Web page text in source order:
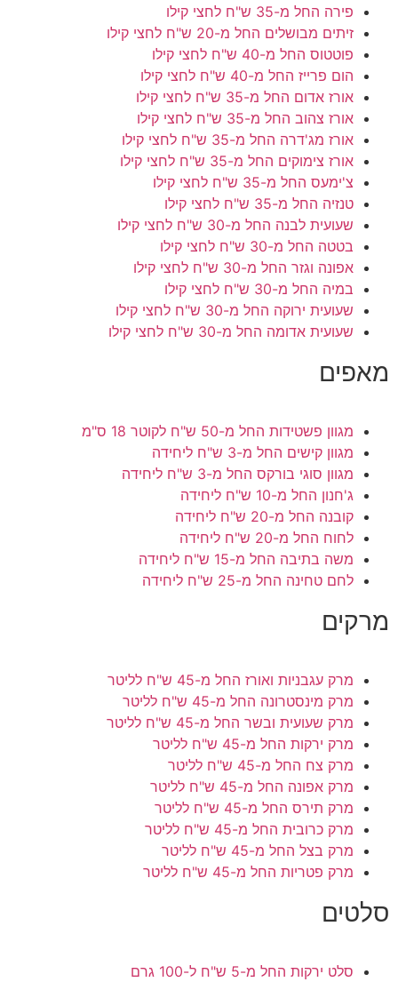
פירה החל מ-35 ש"ח לחצי קילו
זיתים מבושלים החל מ-20 ש"ח לחצי קילו
פוטטוס החל מ-40 ש"ח לחצי קילו
הום פרייז החל מ-40 ש"ח לחצי קילו
אורז אדום החל מ-35 ש"ח לחצי קילו
אורז צהוב החל מ-35 ש"ח לחצי קילו
אורז מג'דרה החל מ-35 ש"ח לחצי קילו
אורז צימוקים החל מ-35 ש"ח לחצי קילו
צ'ימעס החל מ-35 ש"ח לחצי קילו
טנזיה החל מ-35 ש"ח לחצי קילו
שעועית לבנה החל מ-30 ש"ח לחצי קילו
בטטה החל מ-30 ש"ח לחצי קילו
אפונה וגזר החל מ-30 ש"ח לחצי קילו
במיה החל מ-30 ש"ח לחצי קילו
שעועית ירוקה החל מ-30 ש"ח לחצי קילו
שעועית אדומה החל מ-30 ש"ח לחצי קילו
מאפים
מגוון פשטידות החל מ-50 ש"ח לקוטר 18 ס"מ
מגוון קישים החל מ-3 ש"ח ליחידה
מגוון סוגי בורקס החל מ-3 ש"ח ליחידה
ג'חנון החל מ-10 ש"ח ליחידה
קובנה החל מ-20 ש"ח ליחידה
לחוח החל מ-20 ש"ח ליחידה
משה בתיבה החל מ-15 ש"ח ליחידה
לחם טחינה החל מ-25 ש"ח ליחידה
מרקים
מרק עגבניות ואורז החל מ-45 ש"ח לליטר
מרק מינסטרונה החל מ-45 ש"ח לליטר
מרק שעועית ובשר החל מ-45 ש"ח לליטר
מרק ירקות החל מ-45 ש"ח לליטר
מרק צח החל מ-45 ש"ח לליטר
מרק אפונה החל מ-45 ש"ח לליטר
מרק תירס החל מ-45 ש"ח לליטר
מרק כרובית החל מ-45 ש"ח לליטר
מרק בצל החל מ-45 ש"ח לליטר
מרק פטריות החל מ-45 ש"ח לליטר
סלטים
סלט ירקות החל מ-5 ש"ח ל-100 גרם